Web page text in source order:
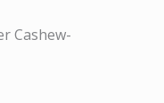
Cashew-